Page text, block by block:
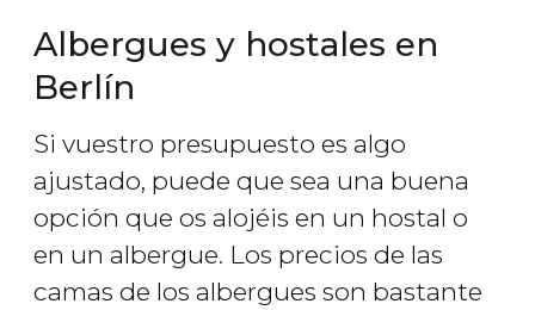
Albergues y hostales en
Berlín
Si vuestro presupuesto es algo
ajustado, puede que sea una buena
opción que os alojéis en un hostal o
en un albergue. Los precios de las
camas de los albergues son bastante